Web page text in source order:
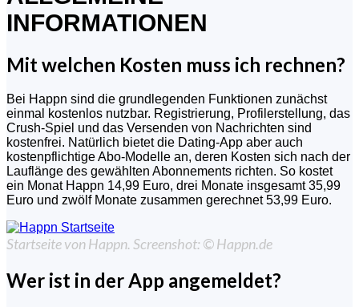
INFORMATIONEN
Mit welchen Kosten muss ich rechnen?
Bei Happn sind die grundlegenden Funktionen zunächst
einmal kostenlos nutzbar. Registrierung, Profilerstellung, das
Crush-Spiel und das Versenden von Nachrichten sind
kostenfrei. Natürlich bietet die Dating-App aber auch
kostenpflichtige Abo-Modelle an, deren Kosten sich nach der
Lauflänge des gewählten Abonnements richten. So kostet
ein Monat Happn 14,99 Euro, drei Monate insgesamt 35,99
Euro und zwölf Monate zusammen gerechnet 53,99 Euro.
Startseite von Happn. Screenshot: © Happn.de
Wer ist in der App angemeldet?